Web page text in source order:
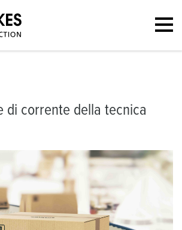
della tecnica impiantistica
di corrente della tecnica